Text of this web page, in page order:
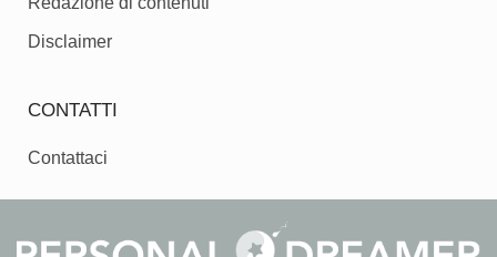
Disclaimer
CONTATTI
Contattaci